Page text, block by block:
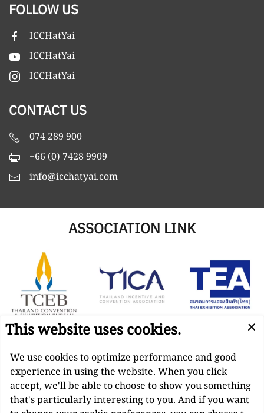
FOLLOW US
ICCHatYai
ICCHatYai
ICCHatYai
CONTACT US
074 289 900
+66 (0) 7428 9909
info@icchatyai.com
ASSOCIATION LINK
Managed by
N.C.C. Management & Development Co., Ltd.
Punnakan Road, Kho Hong, Hat Yai, Songkhla 90110
Thailand